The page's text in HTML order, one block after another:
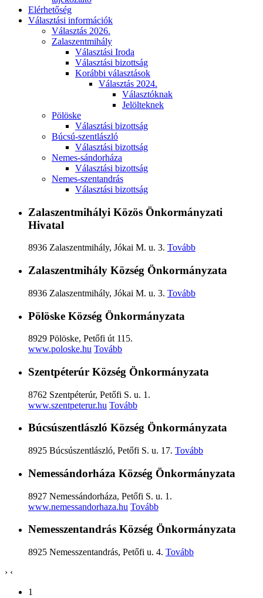
Elérhetőség
Választási információk
Választás 2026.
Zalaszentmihály
Választási Iroda
Választási bizottság
Korábbi választások
Választás 2024.
Választóknak
Jelölteknek
Pölöske
Választási bizottság
Búcsú-szentlászló
Választási bizottság
Nemes-sándorháza
Választási bizottság
Nemes-szentandrás
Választási bizottság
Zalaszentmihályi Közös Önkormányzati
Hivatal
8936 Zalaszentmihály, Jókai M. u. 3. Tovább
Zalaszentmihály Község Önkormányzata
8936 Zalaszentmihály, Jókai M. u. 3. Tovább
Pölöske Község Önkormányzata
8929 Pölöske, Petőfi út 115.
www.poloske.hu Tovább
Szentpéterúr Község Önkormányzata
8762 Szentpéterúr, Petőfi S. u. 1.
www.szentpeterur.hu Tovább
Búcsúszentlászló Község Önkormányzata
8925 Búcsúszentlászló, Petőfi S. u. 17. Tovább
Nemessándorháza Község Önkormányzata
8927 Nemessándorháza, Petőfi S. u. 1.
www.nemessandorhaza.hu Tovább
Nemesszentandrás Község Önkormányzata
8925 Nemesszentandrás, Petőfi u. 4. Tovább
› ‹
1